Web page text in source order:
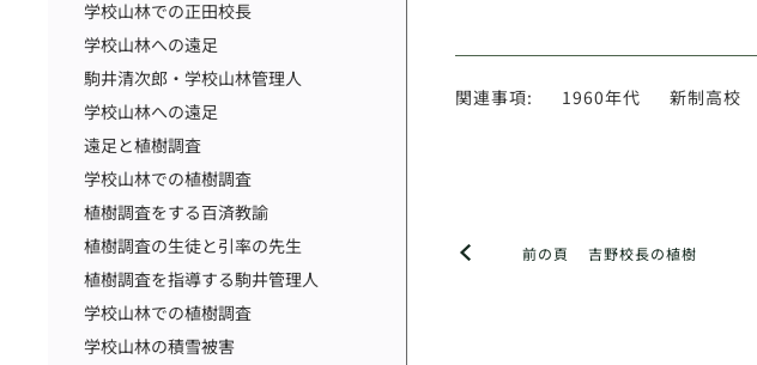
学校山林での正田校長
学校山林への遠足
駒井清次郎・学校山林管理人
学校山林への遠足
遠足と植樹調査
学校山林での植樹調査
植樹調査をする百済教諭
植樹調査の生徒と引率の先生
植樹調査を指導する駒井管理人
学校山林での植樹調査
学校山林の積雪被害
関連事項: 1960年代 新制高校
前の頁 吉野校長の植樹